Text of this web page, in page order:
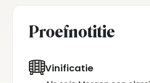
Proefnotitie
Vinificatie